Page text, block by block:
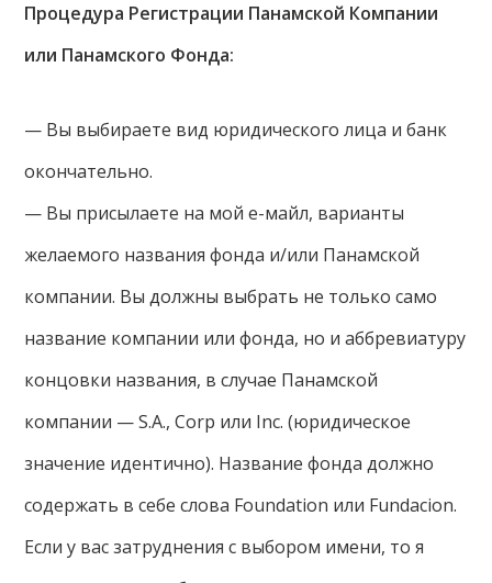
Процедура Регистрации Панамской Компании
или Панамского Фонда:
— Вы выбираете вид юридического лица и банк
окончательно.
— Вы присылаете на мой е-майл, варианты
желаемого названия фонда и/или Панамской
компании. Вы должны выбрать не только само
название компании или фонда, но и аббревиатуру
концовки названия, в случае Панамской
компании — S.A., Corp или Inc. (юридическое
значение идентично). Название фонда должно
содержать в себе слова Foundation или Fundacion.
Если у вас затруднения с выбором имени, то я